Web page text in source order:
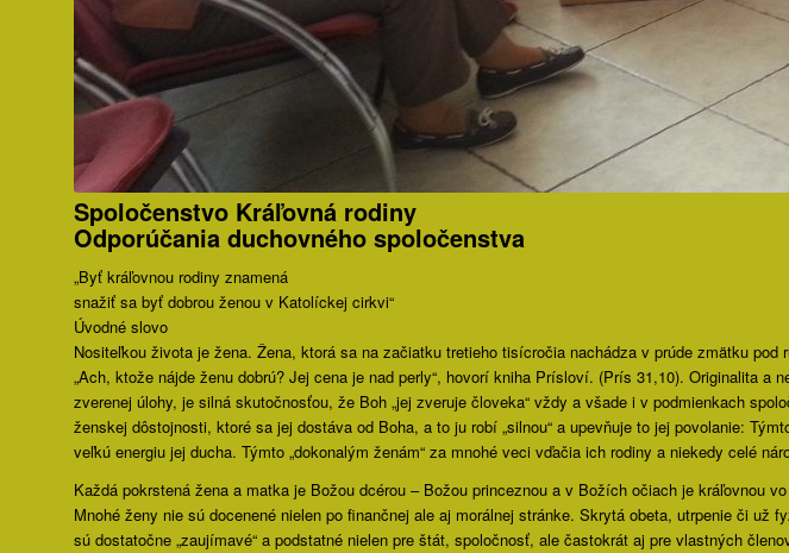
Spoločenstvo Kráľovná rodiny
Odporúčania duchovného spoločenstva
„Byť kráľovnou rodiny znamená
snažiť sa byť dobrou ženou v Katolíckej cirkvi“
Úvodné slovo
Nositeľkou života je žena. Žena, ktorá sa na začiatku tretieho tisícročia nachádza v prúde zmätku pod
„Ach, ktože nájde ženu dobrú? Jej cena je nad perly“, hovorí kniha Prísloví. (Prís 31,10). Originalita
zverenej úlohy, je silná skutočnosťou, že Boh „jej zveruje človeka“ vždy a všade i v podmienkach
ženskej dôstojnosti, ktoré sa jej dostáva od Boha, a to ju robí „silnou“ a upevňuje to jej povolanie:
veľkú energiu jej ducha. Týmto „dokonalým ženám“ za mnohé veci vďačia ich rodiny a niekedy celé
Každá pokrstená žena a matka je Božou dcérou – Božou princeznou a v Božích očiach je kráľovnou
Mnohé ženy nie sú docenené nielen po finančnej ale aj morálnej stránke. Skrytá obeta, utrpenie či
sú dostatočne „zaujímavé“ a podstatné nielen pre štát, spoločnosť, ale častokrát aj pre vlastných